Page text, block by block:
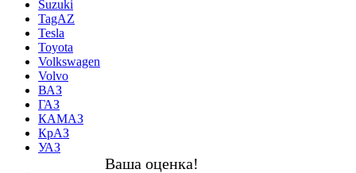
Suzuki
TagAZ
Tesla
Toyota
Volkswagen
Volvo
ВАЗ
ГАЗ
КАМАЗ
КрАЗ
УАЗ
Ваша оценка!